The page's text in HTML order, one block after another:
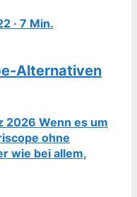
· 7 Min.
Alternativen
2026 Wenn es um
ohne
wie bei allem,